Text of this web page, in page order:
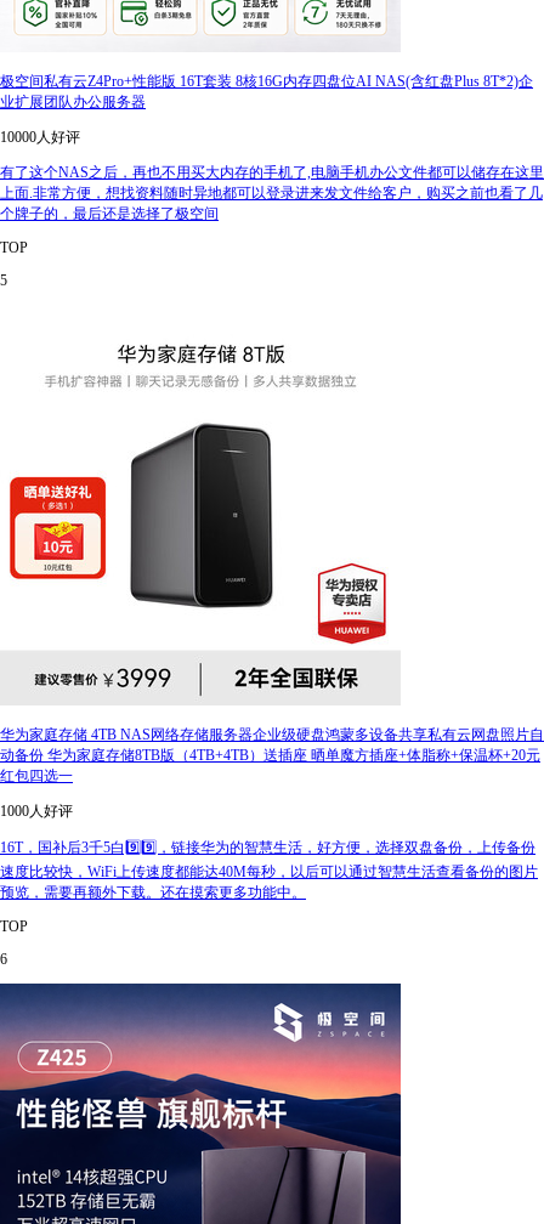
极空间私有云Z4Pro+性能版 16T套装 8核16G内存四盘位AI NAS(含红盘Plus 8T*2)企
业扩展团队办公服务器
10000人好评
有了这个NAS之后，再也不用买大内存的手机了,电脑手机办公文件都可以储存在这里
上面.非常方便，想找资料随时异地都可以登录进来发文件给客户，购买之前也看了几
个牌子的，最后还是选择了极空间
TOP
5
华为家庭存储 4TB NAS网络存储服务器企业级硬盘鸿蒙多设备共享私有云网盘照片自
动备份 华为家庭存储8TB版（4TB+4TB）送插座 晒单魔方插座+体脂称+保温杯+20元
红包四选一
1000人好评
16T，国补后3千5白9️⃣9️⃣，链接华为的智慧生活，好方便，选择双盘备份，上传备份
速度比较快，WiFi上传速度都能达40M每秒，以后可以通过智慧生活查看备份的图片
预览，需要再额外下载。还在摸索更多功能中。
TOP
6